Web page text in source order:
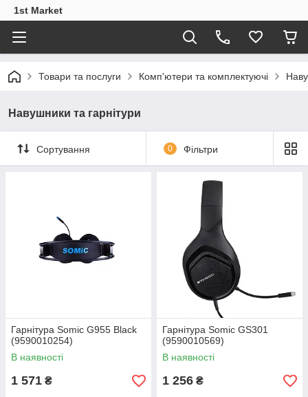
1st Market
Товари та послуги Комп'ютери та комплектуючі
Навушники та гарнітури
Сортування 0 Фільтри
Гарнітура Somic G955 Black
(9590010254)
В наявності
1 571 ₴
Гарнітура Somic GS301
(9590010569)
В наявності
1 256 ₴